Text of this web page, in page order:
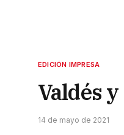
EDICIÓN IMPRESA
Valdés
14 de mayo de 2021